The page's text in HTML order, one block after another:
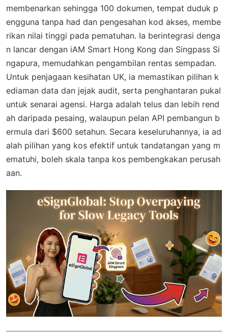
membenarkan sehingga 100 dokumen, tempat duduk p
engguna tanpa had dan pengesahan kod akses, membe
rikan nilai tinggi pada pematuhan. Ia berintegrasi denga
n lancar dengan iAM Smart Hong Kong dan Singpass Si
ngapura, memudahkan pengambilan rentas sempadan.
Untuk penjagaan kesihatan UK, ia memastikan pilihan k
ediaman data dan jejak audit, serta penghantaran pukal
untuk senarai agensi. Harga adalah telus dan lebih rend
ah daripada pesaing, walaupun pelan API pembangun b
ermula dari $600 setahun. Secara keseluruhannya, ia ad
alah pilihan yang kos efektif untuk tandatangan yang m
ematuhi, boleh skala tanpa kos pembengkakan perusah
aan.